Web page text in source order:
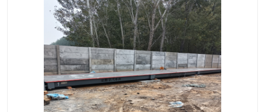
地磅传感器 废纸打包机
食品烘干机
装载机电子秤 输送机
半自动输送机 全自动输送机